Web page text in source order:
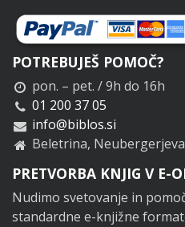
POTREBUJEŠ POMOČ?
pon. – pet. / 9h do 16h
01 200 37 05
info@biblos.si
Beletrina,
PRETVORBA KNJIG V E-
Nudimo svetovanje in
standardne e-knjižne